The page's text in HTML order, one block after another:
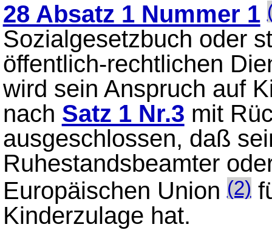
28 Absatz 1 Nummer 1
Sozialgesetzbuch oder
öffentlich-rechtlichen
wird sein Anspruch auf
nach Satz 1 Nr.3 mit
ausgeschlossen, daß
Ruhestandsbeamter
Europäischen Union(2)
Kinderzulage hat.